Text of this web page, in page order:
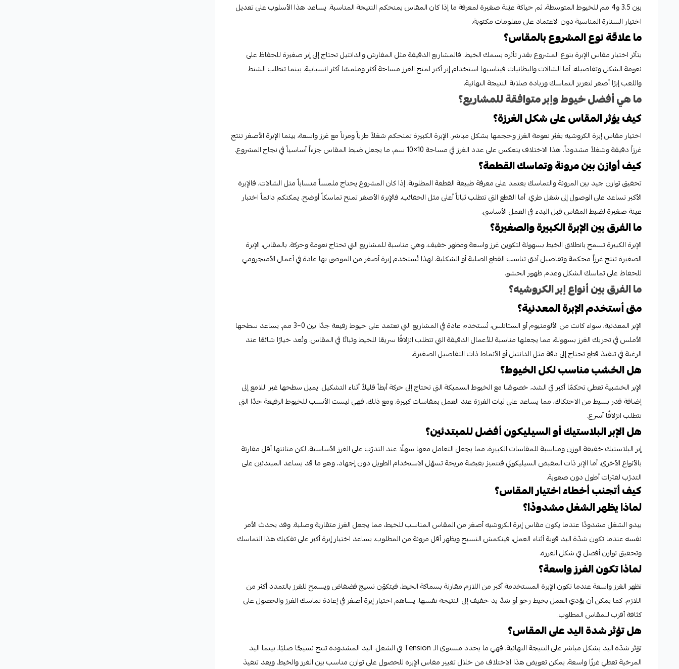
بين 3.5 و4 مم للخيوط المتوسطة، ثم حياكة عيّنة صغيرة لمعرفة ما إذا كان المقاس يمنحكم النتيجة المناسبة. يساعد هذا الأسلوب على تعديل
اختيار السنارة المناسبة دون الاعتماد على معلومات مكتوبة.
ما علاقة نوع المشروع بالمقاس؟
يتأثر اختيار مقاس الإبرة بنوع المشروع بقدر تأثره بسمك الخيط. فالمشاريع الدقيقة مثل المفارش والدانتيل تحتاج إلى إبر صغيرة للحفاظ على
نعومة الشكل وتفاصيله. أما الشالات والبطانيات فيناسبها استخدام إبر أكبر لمنح الغرز مساحة أكثر وملمسًا أكثر انسيابية. بينما تتطلب الشنط
واللعب إبرًا أصغر لتعزيز التماسك وزيادة صلابة النتيجة النهائية.
ما هي أفضل خيوط وإبر متوافقة للمشاريع؟
كيف يؤثر المقاس على شكل الغرزة؟
اختيار مقاس إبرة الكروشيه يغيّر نعومة الغرز وحجمها بشكل مباشر. الإبرة الكبيرة تمنحكم شغلاً طرياً ومرناً مع غرز واسعة، بينما الإبرة الأصغر تنتج
غرزاً دقيقة وشغلاً مشدوداً. هذا الاختلاف ينعكس على عدد الغرز في مساحة 10×10 سم، ما يجعل ضبط المقاس جزءاً أساسياً في نجاح المشروع.
كيف أوازن بين مرونة وتماسك القطعة؟
تحقيق توازن جيد بين المرونة والتماسك يعتمد على معرفة طبيعة القطعة المطلوبة. إذا كان المشروع يحتاج ملمساً منساباً مثل الشالات، فالإبرة
الأكبر تساعد على الوصول إلى شغل طري. أما القطع التي تتطلب ثباتاً أعلى مثل الحقائب، فالإبرة الأصغر تمنح تماسكاً أوضح. يمكنكم دائماً اختبار
عينة صغيرة لضبط المقاس قبل البدء في العمل الأساسي.
ما الفرق بين الإبرة الكبيرة والصغيرة؟
الإبرة الكبيرة تسمح بانطلاق الخيط بسهولة لتكوين غرز واسعة ومظهر خفيف، وهي مناسبة للمشاريع التي تحتاج نعومة وحركة. بالمقابل، الإبرة
الصغيرة تنتج غرزاً محكمة وتفاصيل أدق تناسب القطع الصلبة أو الشكلية. لهذا تُستخدم إبرة أصغر من الموصى بها عادة في أعمال الأميجرومي
للحفاظ على تماسك الشكل وعدم ظهور الحشو.
ما الفرق بين أنواع إبر الكروشيه؟
متى أستخدم الإبرة المعدنية؟
الإبر المعدنية، سواء كانت من الألومنيوم أو الستانلس، تُستخدم عادة في المشاريع التي تعتمد على خيوط رفيعة جدًا بين 0–3 مم. يساعد سطحها
الأملس في تحريك الغرز بسهولة، مما يجعلها مناسبة للأعمال الدقيقة التي تتطلب انزلاقًا سريعًا للخيط وثباتًا في المقاس. وتُعد خيارًا شائعًا عند
الرغبة في تنفيذ قطع تحتاج إلى دقة مثل الدانتيل أو الأنماط ذات التفاصيل الصغيرة.
هل الخشب مناسب لكل الخيوط؟
الإبر الخشبية تعطي تحكمًا أكبر في الشد، خصوصًا مع الخيوط السميكة التي تحتاج إلى حركة أبطأ قليلاً أثناء التشكيل. يميل سطحها غير اللامع إلى
إضافة قدر بسيط من الاحتكاك، مما يساعد على ثبات الغرزة عند العمل بمقاسات كبيرة. ومع ذلك، فهي ليست الأنسب للخيوط الرفيعة جدًا التي
تتطلب انزلاقًا أسرع.
هل الإبر البلاستيك أو السيليكون أفضل للمبتدئين؟
إبر البلاستيك خفيفة الوزن ومناسبة للمقاسات الكبيرة، مما يجعل التعامل معها سهلًا عند التدرّب على الغرز الأساسية، لكن متانتها أقل مقارنة
بالأنواع الأخرى. أما الإبر ذات المقبض السيليكوني فتتميز بقبضة مريحة تسهّل الاستخدام الطويل دون إجهاد، وهو ما قد يساعد المبتدئين على
التدرّب لفترات أطول دون صعوبة.
كيف أتجنب أخطاء اختيار المقاس؟
لماذا يظهر الشغل مشدودًا؟
يبدو الشغل مشدودًا عندما يكون مقاس إبرة الكروشيه أصغر من المقاس المناسب للخيط، مما يجعل الغرز متقاربة وصلبة. وقد يحدث الأمر
نفسه عندما تكون شدّة اليد قوية أثناء العمل، فينكمش النسيج ويظهر أقل مرونة من المطلوب. يساعد اختيار إبرة أكبر على تفكيك هذا التماسك
وتحقيق توازن أفضل في شكل الغرزة.
لماذا تكون الغرز واسعة؟
تظهر الغرز واسعة عندما تكون الإبرة المستخدمة أكبر من اللازم مقارنة بسماكة الخيط، فيتكوّن نسيج فضفاض ويسمح للغرز بالتمدد أكثر من
اللازم. كما يمكن أن يؤدي العمل بخيط رخو أو شدّ يد خفيف إلى النتيجة نفسها. يساهم اختيار إبرة أصغر في إعادة تماسك الغرز والحصول على
كثافة أقرب للمقاس المطلوب.
هل تؤثر شدة اليد على المقاس؟
تؤثر شدّة اليد بشكل مباشر على النتيجة النهائية، فهي ما يحدد مستوى الـ Tension في الشغل. اليد المشدودة تنتج نسيجًا صلبًا، بينما اليد
المرخية تعطي غرزًا واسعة. يمكن تعويض هذا الاختلاف من خلال تغيير مقاس الإبرة للحصول على توازن مناسب بين الغرز والخيط. ويعد تنفيذ